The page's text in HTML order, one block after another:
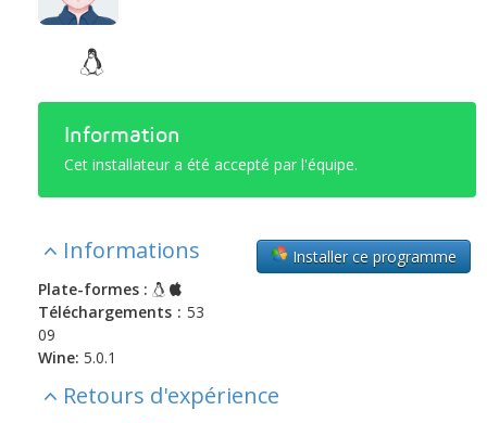
Information
Cet installateur a été accepté par l'équipe.
Installer ce programme
Informations
Plate-formes :
Téléchargements : 53
09
Wine: 5.0.1
Retours d'expérience